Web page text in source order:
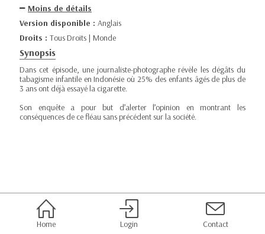
Moins de détails
Version disponible : Anglais
Droits : Tous Droits | Monde
Synopsis
Dans cet épisode, une journaliste-photographe révèle les dégâts du
tabagisme infantile en Indonésie où 25% des enfants âgés de plus de
3 ans ont déjà essayé la cigarette.
Son enquête a pour but d’alerter l’opinion en montrant les
conséquences de ce fléau sans précédent sur la société.
Home Login Contact